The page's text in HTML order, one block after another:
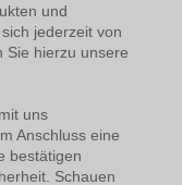
und
jederzeit von
Sie hierzu unsere
uns
Anschluss eine
bestätigen
Schauen